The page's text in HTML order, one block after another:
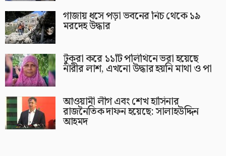
গাজায় ধসে পড়া ভবনের নিচ থেকে ১৯
মরদেহ উদ্ধার
টুকরা করে ১১টি পলিথিনে ভরা হয়েছে
নারীর লাশ, এখনো উদ্ধার হয়নি মাথা ও পা
আওয়ামী লীগ এবং শেখ হাসিনার
রাজনৈতিক দাফন হয়েছে: সালাহউদ্দিন
আহমদ